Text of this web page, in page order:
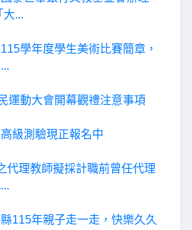
大...
學年度學生美術比賽簡章，
運動大會開幕觀禮注意事項
高級測驗現正報名中
代理教師擬採計職前曾任代理
縣115年親子走一走，快樂久久